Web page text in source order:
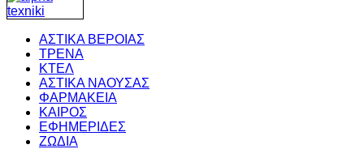
ΑΣΤΙΚΑ ΒΕΡΟΙΑΣ
ΤΡΕΝΑ
ΚΤΕΛ
ΑΣΤΙΚΑ ΝΑΟΥΣΑΣ
ΦΑΡΜΑΚΕΙΑ
ΚΑΙΡΟΣ
ΕΦΗΜΕΡΙΔΕΣ
ΖΩΔΙΑ